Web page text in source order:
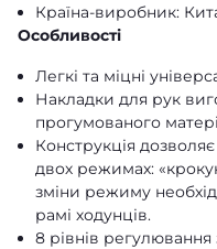
Країна-виробник:
Особливості
Легкі та міцні
Накладки для рук
прогумованого
Конструкція
двох режимах:
зміни режиму
рамі ходунців.
8 рівнів